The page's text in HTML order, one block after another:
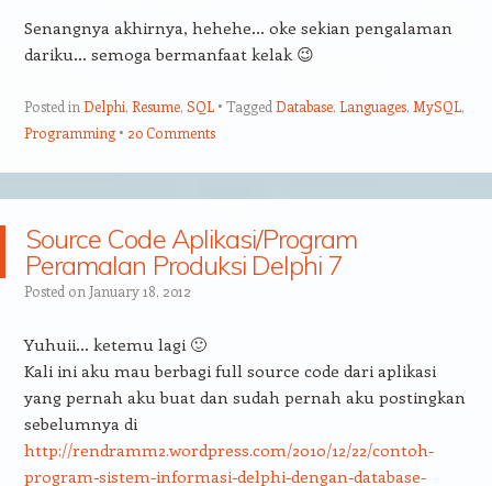
Senangnya akhirnya, hehehe… oke sekian pengalaman
dariku… semoga bermanfaat kelak 😉
Posted in Delphi, Resume, SQL Tagged Database, Languages, MySQL,
Programming
20 Comments
Source Code Aplikasi/Program
Peramalan Produksi Delphi 7
Posted on January 18, 2012
Yuhuii… ketemu lagi 🙂
Kali ini aku mau berbagi full source code dari aplikasi
yang pernah aku buat dan sudah pernah aku postingkan
sebelumnya di
http://rendramm2.wordpress.com/2010/12/22/contoh-
program-sistem-informasi-delphi-dengan-database-